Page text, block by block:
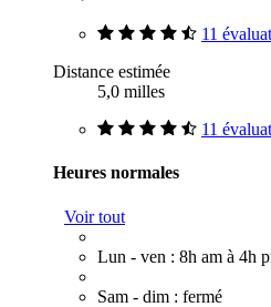
11
Distance estimée
5,0 milles
11
Heures normales
Voir tout
Lun - ven : 8h am à 4h
Sam - dim : fermé